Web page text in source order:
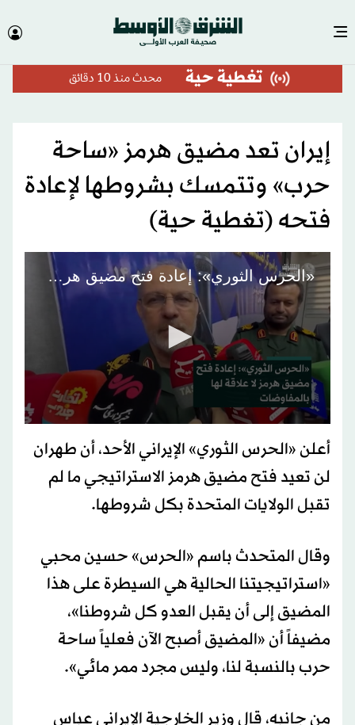
تغطية حية محدثمنذ 10 دقائق
إيران تعد مضيق هرمز «ساحة
حرب» وتتمسك بشروطها لإعادة
فتحه (تغطية حية)
أعلن «الحرس الثوري» الإيرانيالأحد، أن طهران
لن تعيد فتح مضيق هرمز الاستراتيجي ما لم
تقبل الولايات المتحدة بكل شروطها.
وقال المتحدث باسم «الحرس» حسين محبي
«استراتيجيتنا الحالية هي السيطرة على هذا
المضيق إلى أن يقبل العدو كل شروطنا»،
مضيفاً أن «المضيق أصبح الآن فعلياً ساحة
حرب بالنسبة لنا، وليس مجرد ممر مائي».
من جانبه، قال وزير الخارجية الإيرانيعباس
«الحرس الثوري»: إعادة فتح مضيق هرمز لا علاقة لها بالمفاوضات
seconds
seconds